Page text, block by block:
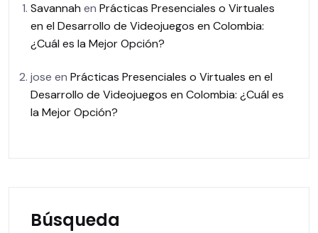
Savannah en Prácticas Presenciales o Virtuales
en el Desarrollo de Videojuegos en Colombia:
¿Cuál es la Mejor Opción?
jose en Prácticas Presenciales o Virtuales en el
Desarrollo de Videojuegos en Colombia: ¿Cuál es
la Mejor Opción?
Búsqueda